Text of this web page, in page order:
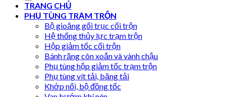
TRANG CHỦ
PHỤ TÙNG TRẠM TRỘN
Bộ gioăng gối trục cối trộn
Hệ thống thủy lực trạm trộn
Hộp giảm tốc cối trộn
Bánh răng côn xoắn và vành chậu
Phụ tùng hộp giảm tốc trạm trộn
Phụ tùng vít tải, băng tải
Khớp nối, bộ đồng tốc